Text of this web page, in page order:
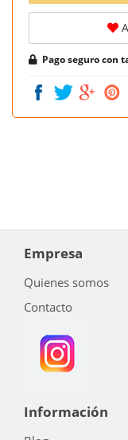
Pago seguro con
Empresa
Quienes somos
Contacto
Información